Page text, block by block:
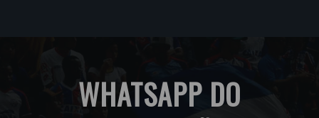
WHATSAPP DO